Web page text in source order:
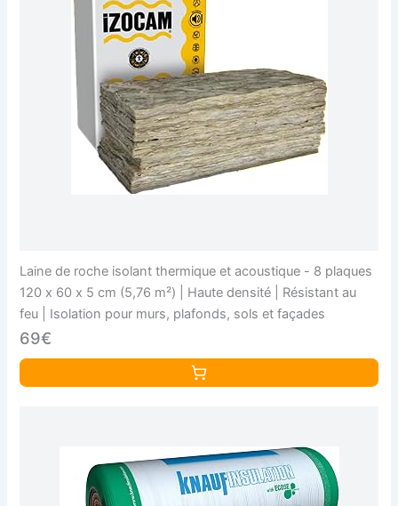
Laine de roche isolant thermique et acoustique - 8 plaques
120 x 60 x 5 cm (5,76 m²) | Haute densité | Résistant au
feu | Isolation pour murs, plafonds, sols et façades
69€